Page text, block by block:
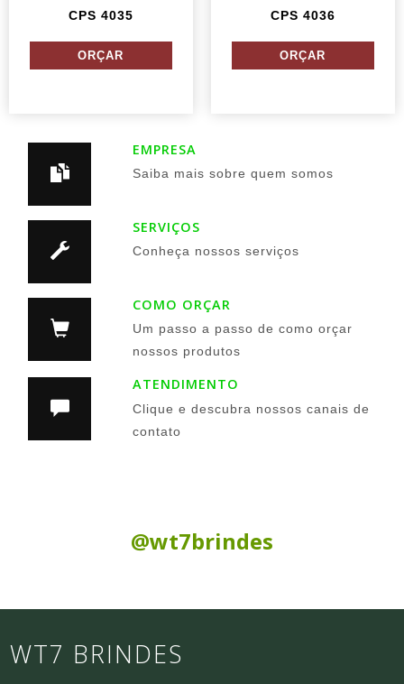
CPS 4035 CPS 4036
EMPRESA
Saiba mais sobre quem somos
SERVIÇOS
Conheça nossos serviços
COMO ORÇAR
Um passo a passo de como orçar
nossos produtos
ATENDIMENTO
Clique e descubra nossos canais de
contato
@wt7brindes
WT7 BRINDES